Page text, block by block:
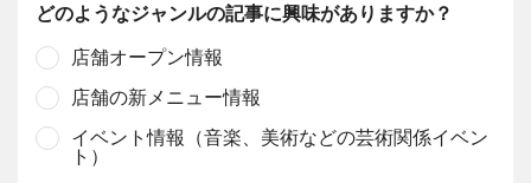
どのようなジャンルの記事に興味がありますか？
店舗オープン情報
店舗の新メニュー情報
イベント情報（音楽、美術などの芸術関係イベン
ト）